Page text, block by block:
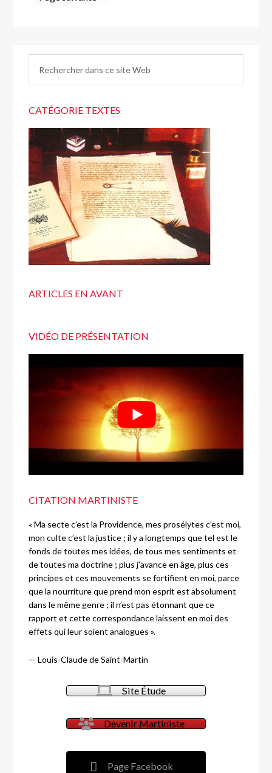
CATÉGORIE TEXTES
ARTICLES EN AVANT
VIDÉO DE PRÉSENTATION
CITATION MARTINISTE
« Ma secte c’est la Providence, mes prosélytes c’est moi,
mon culte c’est la justice ; il y a longtemps que tel est le
fonds de toutes mes idées, de tous mes sentiments et
de toutes ma doctrine ; plus j’avance en âge, plus ces
principes et ces mouvements se fortifient en moi, parce
que la nourriture que prend mon esprit est absolument
dans le même genre ; il n’est pas étonnant que ce
rapport et cette correspondance laissent en moi des
effets qui leur soient analogues ».
—Louis-Claude de Saint-Martin
Site Étude
Devenir Martiniste
Page Facebook